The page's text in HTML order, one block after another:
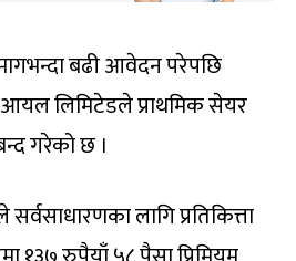
बढी आवेदन परेपछि
आयल लिमिटेडले प्राथमिक सेयर
गरेको छ ।
लागि प्रतिकित्ता